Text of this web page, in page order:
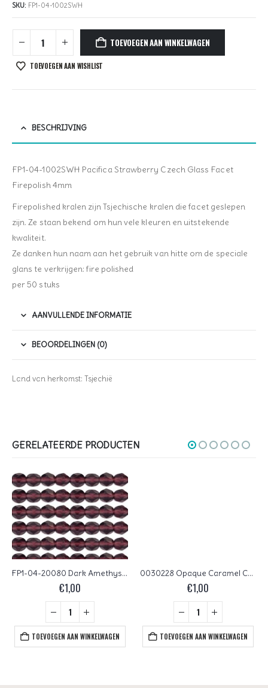
SKU: FP1-04-1002SWH
TOEVOEGEN AAN WINKELWAGEN
TOEVOEGEN AAN WISHLIST
BESCHRIJVING
FP1-04-1002SWH Pacifica Strawberry Czech Glass Facet
Firepolish 4mm
Firepolished kralen zijn Tsjechische kralen die facet geslepen
zijn. Ze staan bekend om hun vele kleuren en uitstekende
kwaliteit.
Ze danken hun naam aan het gebruik van hitte om de speciale
glans te verkrijgen: fire polished
per 50 stuks
AANVULLENDE INFORMATIE
BEOORDELINGEN (0)
Land van herkomst: Tsjechië
GERELATEERDE PRODUCTEN
FP1-04-20080 Dark Amethyst Czech Glass Facet Firepolish 4mm 50 stuks
€1,00
TOEVOEGEN AAN WINKELWAGEN
0030228 Opaque Caramel Czech Glass Facet Firepolish 4mm 40 stuks
€1,00
TOEVOEGEN AAN WINKELWAGEN